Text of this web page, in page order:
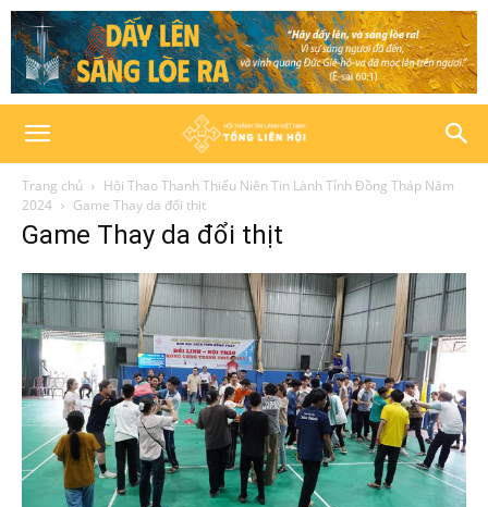
Trang chủ
Hội Thao Thanh Thiếu Niên Tin Lành Tỉnh Đồng Tháp Năm
2024
Game Thay da đổi thịt
Game Thay da đổi thịt